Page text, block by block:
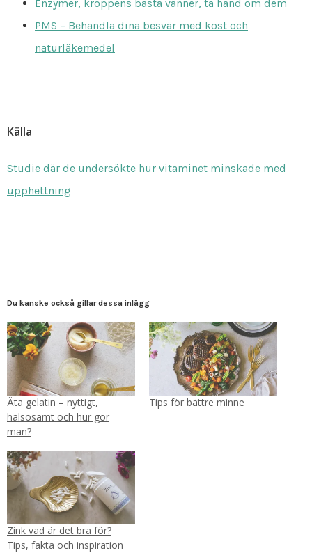
Enzymer, kroppens bästa vänner, ta hand om dem
PMS – Behandla dina besvär med kost och
naturläkemedel
Källa
Studie där de undersökte hur vitaminet minskade med
upphettning
Du kanske också gillar dessa inlägg
Äta gelatin – nyttigt,
hälsosamt och hur gör
man?
Tips för bättre minne
Zink vad är det bra för?
Tips, fakta och inspiration